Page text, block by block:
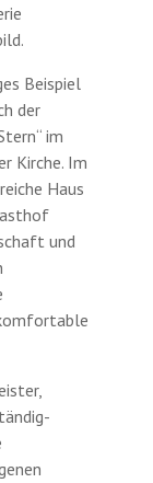
Beispiel
der
im
Kirche. Im
Haus
und